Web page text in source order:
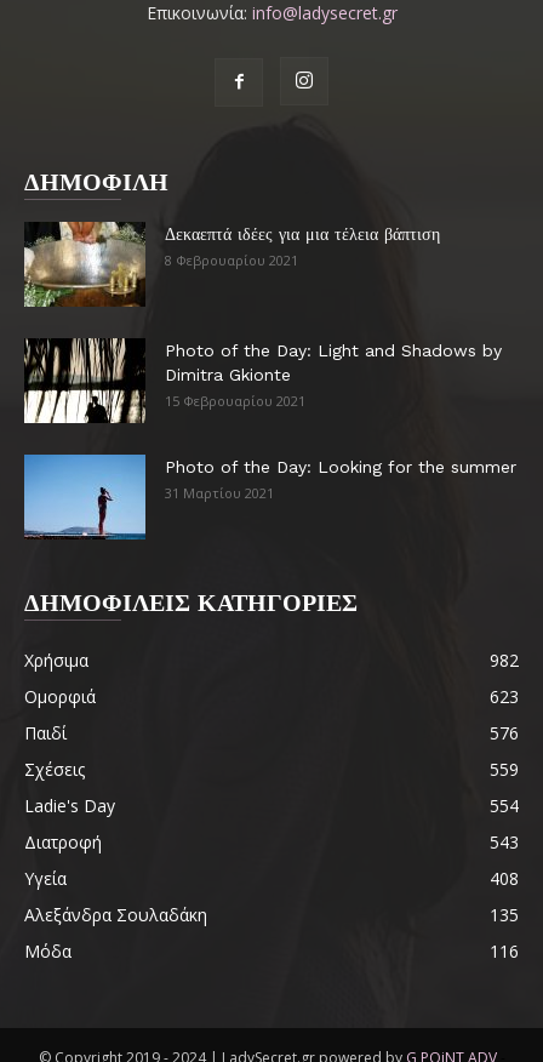
Επικοινωνία: info@ladysecret.gr
ΔΗΜΟΦΙΛΗ
Δεκαεπτά ιδέες για μια τέλεια βάπτιση
8 Φεβρουαρίου 2021
Photo of the Day: Light and Shadows by
Dimitra Gkionte
15 Φεβρουαρίου 2021
Photo of the Day: Looking for the summer
31 Μαρτίου 2021
ΔΗΜΟΦΙΛΕΙΣ ΚΑΤΗΓΟΡΙΕΣ
Χρήσιμα
982
Ομορφιά
623
Παιδί
576
Σχέσεις
559
Ladie's Day
554
Διατροφή
543
Υγεία
408
Αλεξάνδρα Σουλαδάκη
135
Μόδα
116
© Copyright 2019 - 2024 | LadySecret.gr powered by G POiNT ADV